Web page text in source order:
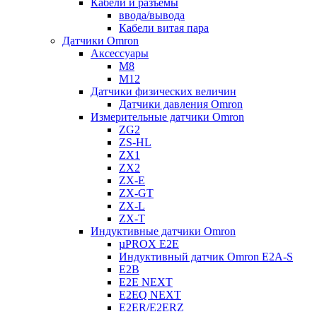
Кабели и разъемы
ввода/вывода
Кабели витая пара
Датчики Omron
Аксессуары
M8
M12
Датчики физических величин
Датчики давления Omron
Измерительные датчики Omron
ZG2
ZS-HL
ZX1
ZX2
ZX-E
ZX-GT
ZX-L
ZX-T
Индуктивные датчики Omron
µPROX E2E
Индуктивный датчик Omron E2A-S
E2B
E2E NEXT
E2EQ NEXT
E2ER/E2ERZ